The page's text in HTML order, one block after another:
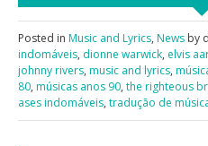
Posted in Music and Lyrics, News by
indomáveis, dionne warwick, elvis
johnny rivers, music and lyrics,
80, músicas anos 90, the righteous
ases indomáveis, tradução de